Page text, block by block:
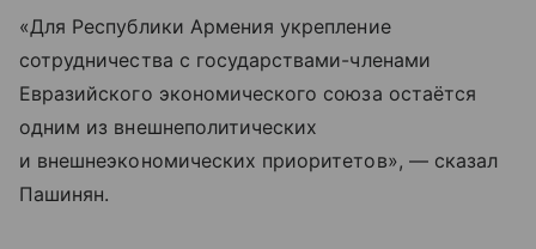
«Для Республики Армения укрепление
сотрудничества с государствами-членами
Евразийского экономического союза остаётся
одним из внешнеполитических
и внешнеэкономических приоритетов», — сказал
Пашинян.